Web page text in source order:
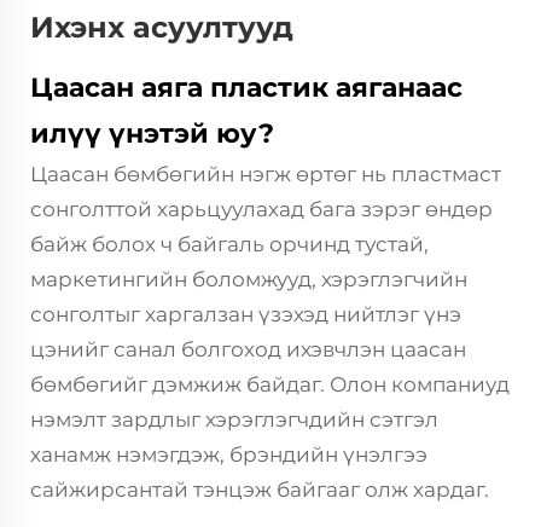
Ихэнх асуултууд
Цаасан аяга пластик аяганаас
илүү үнэтэй юу?
Цаасан бөмбөгийн нэгж өртөг нь пластмаст
сонголттой харьцуулахад бага зэрэг өндөр
байж болох ч байгаль орчинд тустай,
маркетингийн боломжууд, хэрэглэгчийн
сонголтыг харгалзан үзэхэд нийтлэг үнэ
цэнийг санал болгоход ихэвчлэн цаасан
бөмбөгийг дэмжиж байдаг. Олон компаниуд
нэмэлт зардлыг хэрэглэгчдийн сэтгэл
ханамж нэмэгдэж, брэндийн үнэлгээ
сайжирсантай тэнцэж байгааг олж хардаг.